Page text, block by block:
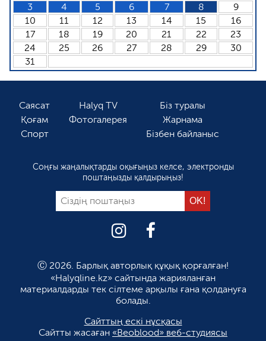
3
4 5 6 7 8
9
10
11 12 13 14 15
16
17
18 19 20 21 22
23
24
25 26 27 28 29
30
31
Саясат
Қоғам
Спорт
Halyq TV
Фотогалерея
Біз туралы
Жарнама
Бізбен байланыс
Соңғы жаңалықтарды оқығыңыз келсе, электронды
поштаңызды қалдырыңыз!
Ⓒ 2026. Барлық авторлық құқық қорғалған!
«Halyqline.kz» сайтында жарияланған
материалдарды тек сілтеме арқылы ғана қолдануға
болады.
Сайттың ескі нұсқасы
Сайтты жасаған «Beoblood» веб-студиясы